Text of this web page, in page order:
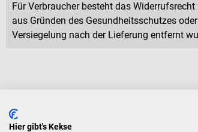
Für Verbraucher besteht das
aus Gründen des Gesundheitsschutzes
Versiegelung nach der Lieferung entfernt
Hier gibt's Kekse